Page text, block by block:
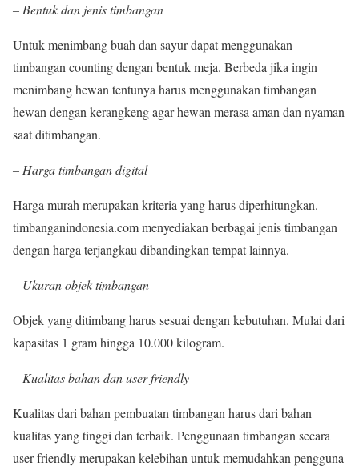
– Bentuk dan jenis timbangan
Untuk menimbang buah dan sayur dapat menggunakan
timbangan counting dengan bentuk meja. Berbeda jika ingin
menimbang hewan tentunya harus menggunakan timbangan
hewan dengan kerangkeng agar hewan merasa aman dan nyaman
saat ditimbangan.
– Harga timbangan digital
Harga murah merupakan kriteria yang harus diperhitungkan.
timbanganindonesia.com menyediakan berbagai jenis timbangan
dengan harga terjangkau dibandingkan tempat lainnya.
– Ukuran objek timbangan
Objek yang ditimbang harus sesuai dengan kebutuhan. Mulai dari
kapasitas 1 gram hingga 10.000 kilogram.
– Kualitas bahan dan user friendly
Kualitas dari bahan pembuatan timbangan harus dari bahan
kualitas yang tinggi dan terbaik. Penggunaan timbangan secara
user friendly merupakan kelebihan untuk memudahkan pengguna